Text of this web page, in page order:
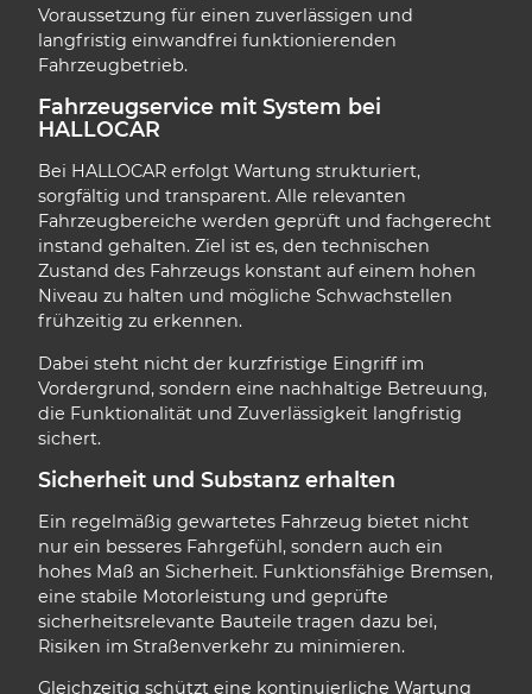
Voraussetzung für einen zuverlässigen und
langfristig einwandfrei funktionierenden
Fahrzeugbetrieb.
Fahrzeugservice mit System bei
HALLOCAR
Bei HALLOCAR erfolgt Wartung strukturiert,
sorgfältig und transparent. Alle relevanten
Fahrzeugbereiche werden geprüft und fachgerecht
instand gehalten. Ziel ist es, den technischen
Zustand des Fahrzeugs konstant auf einem hohen
Niveau zu halten und mögliche Schwachstellen
frühzeitig zu erkennen.
Dabei steht nicht der kurzfristige Eingriff im
Vordergrund, sondern eine nachhaltige Betreuung,
die Funktionalität und Zuverlässigkeit langfristig
sichert.
Sicherheit und Substanz erhalten
Ein regelmäßig gewartetes Fahrzeug bietet nicht
nur ein besseres Fahrgefühl, sondern auch ein
hohes Maß an Sicherheit. Funktionsfähige Bremsen,
eine stabile Motorleistung und geprüfte
sicherheitsrelevante Bauteile tragen dazu bei,
Risiken im Straßenverkehr zu minimieren.
Gleichzeitig schützt eine kontinuierliche Wartung